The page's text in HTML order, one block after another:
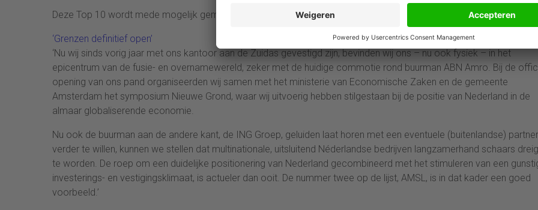
Deze Top 10 wordt mede mogelijk gemaakt door databank Zephyr van Bureau van Dijk Electronic Publishing.
‘Grenzen definitief open’
‘Nu wij sinds vorig jaar met ons kantoor aan de Zuidas gevestigd zijn, bevinden wij ons – nu ook fysiek – in het
epicentrum van de fusie- en overnamewereld, zeker met de huidige commotie rond buurman ABN Amro. Bij de
opening van ons pand organiseerden wij samen met het ministerie van Economische Zaken en de gemeente
Amsterdam het symposium Nieuwe Grond, waar wij uitvoerig hebben stilgestaan bij de positie van Nederland in de
almaar globaliserende economie.
Nu ook de buurman aan de andere kant, de ING Groep, geluiden laat horen met een eventuele (buitenlandse) partner
verder te willen, kunnen we stellen dat multinationale, uitsluitend Néderlandse bedrijven langzamerhand schaars
te worden. De roep om een duidelijke positionering van Nederland gecombineerd met het stimuleren van een
investerings- en vestigingsklimaat, is actueler dan ooit. De nummer twee op de lijst, AMSL, is in dat kader een goed
voorbeeld.’